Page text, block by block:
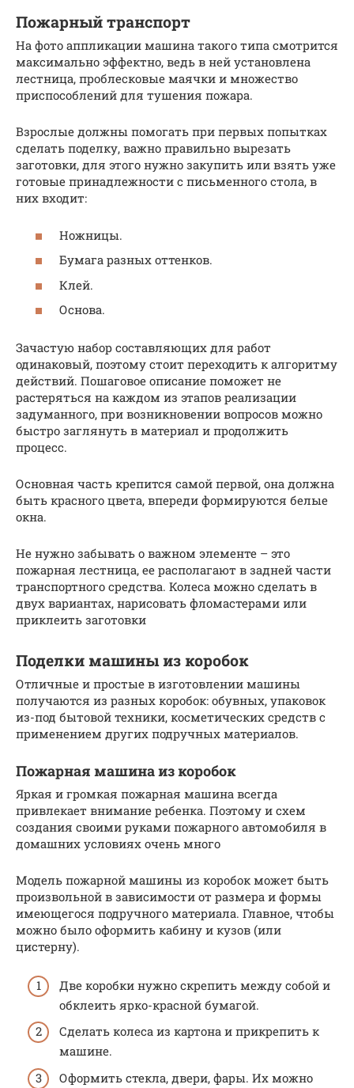
Пожарный транспорт
На фото аппликации машина такого типа смотрится
максимально эффектно, ведь в ней установлена
лестница, проблесковые маячки и множество
приспособлений для тушения пожара.
Взрослые должны помогать при первых попытках
сделать поделку, важно правильно вырезать
заготовки, для этого нужно закупить или взять уже
готовые принадлежности с письменного стола, в
них входит:
Ножницы.
Бумага разных оттенков.
Клей.
Основа.
Зачастую набор составляющих для работ
одинаковый, поэтому стоит переходить к алгоритму
действий. Пошаговое описание поможет не
растеряться на каждом из этапов реализации
задуманного, при возникновении вопросов можно
быстро заглянуть в материал и продолжить
процесс.
Основная часть крепится самой первой, она должна
быть красного цвета, впереди формируются белые
окна.
Не нужно забывать о важном элементе – это
пожарная лестница, ее располагают в задней части
транспортного средства. Колеса можно сделать в
двух вариантах, нарисовать фломастерами или
приклеить заготовки
Поделки машины из коробок
Отличные и простые в изготовлении машины
получаются из разных коробок: обувных, упаковок
из-под бытовой техники, косметических средств с
применением других подручных материалов.
Пожарная машина из коробок
Яркая и громкая пожарная машина всегда
привлекает внимание ребенка. Поэтому и схем
создания своими руками пожарного автомобиля в
домашних условиях очень много
Модель пожарной машины из коробок может быть
произвольной в зависимости от размера и формы
имеющегося подручного материала. Главное, чтобы
можно было оформить кабину и кузов (или
цистерну).
Две коробки нужно скрепить между собой и
обклеить ярко-красной бумагой.
Сделать колеса из картона и прикрепить к
машине.
Оформить стекла, двери, фары. Их можно